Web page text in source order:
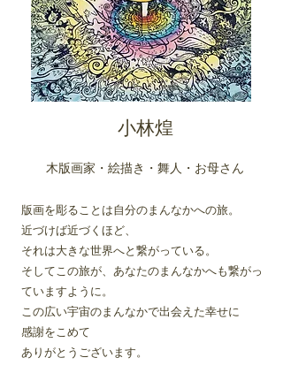
小林煌
木版画家・絵描き・舞人・お母さん
版画を彫ることは自分のまんなかへの旅。
近づけば近づくほど、
それは大きな世界へと繋がっている。
そしてこの旅が、あなたのまんなかへも繋がっ
ていますように。
この広い宇宙のまんなかで出会えた幸せに
感謝をこめて
ありがとうございます。